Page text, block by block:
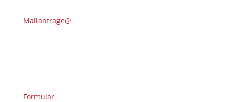
Mailanfrage@
Formular